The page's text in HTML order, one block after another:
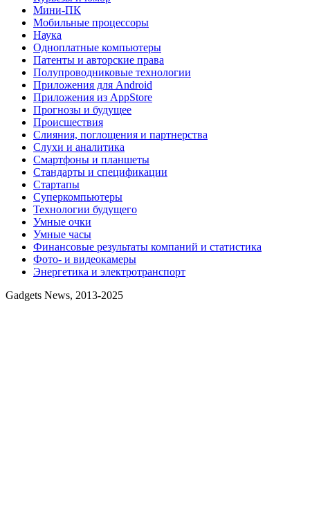
Мини-ПК
Мобильные процессоры
Наука
Одноплатные компьютеры
Патенты и авторские права
Полупроводниковые технологии
Приложения для Android
Приложения из AppStore
Прогнозы и будущее
Происшествия
Слияния, поглощения и партнерства
Слухи и аналитика
Смартфоны и планшеты
Стандарты и спецификации
Стартапы
Суперкомпьютеры
Технологии будущего
Умные очки
Умные часы
Финансовые результаты компаний и статистика
Фото- и видеокамеры
Энергетика и электротранспорт
Gadgets News, 2013-2025